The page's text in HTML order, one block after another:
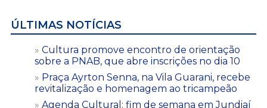
ÚLTIMAS NOTÍCIAS
Cultura promove encontro de orientação
sobre a PNAB, que abre inscrições no dia 10
Praça Ayrton Senna, na Vila Guarani, recebe
revitalização e homenagem ao tricampeão
Agenda Cultural: fim de semana em Jundiaí